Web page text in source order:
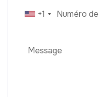
+1